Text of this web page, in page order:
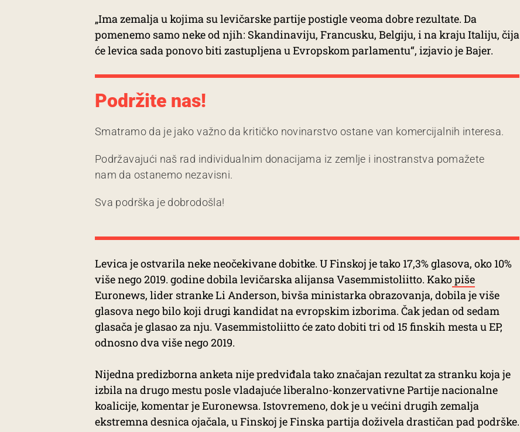
„Ima zemalja u kojima su levičarske partije postigle veoma dobre rezultate. Da
pomenemo samo neke od njih: Skandinaviju, Francusku, Belgiju, i na kraju Italiju, čija
će levica sada ponovo biti zastupljena u Evropskom parlamentu“, izjavio je Bajer.
Podržite nas!
Smatramo da je jako važno da kritičko novinarstvo ostane van komercijalnih interesa.
Podržavajući naš rad individualnim donacijama iz zemlje i inostranstva pomažete
nam da ostanemo nezavisni.
Sva podrška je dobrodošla!
Levica je ostvarila neke neočekivane dobitke. U Finskoj je tako 17,3% glasova, oko 10%
više nego 2019. godine dobila levičarska alijansa Vasemmistoliitto. Kakopiše
Euronews, lider stranke Li Anderson, bivša ministarka obrazovanja, dobila je više
glasova nego bilo koji drugi kandidat na evropskim izborima. Čak jedan od sedam
glasača je glasao za nju. Vasemmistoliitto će zato dobiti tri od 15 finskih mesta u EP,
odnosno dva više nego 2019.
Nijedna predizborna anketa nije predviđala tako značajan rezultat za stranku koja je
izbila na drugo mestu posle vladajuće liberalno-konzervativne Partije nacionalne
koalicije, komentar je Euronewsa. Istovremeno, dok je u većini drugih zemalja
ekstremna desnica ojačala, u Finskoj je Finska partija doživela drastičan pad podrške.